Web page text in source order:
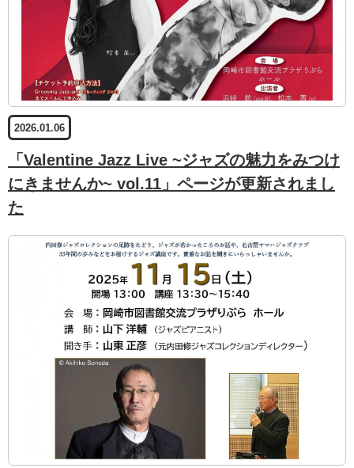
2026.01.06
「Valentine Jazz Live ~ジャズの魅力をみつけ
にきませんか~ vol.11」ページが更新されまし
た